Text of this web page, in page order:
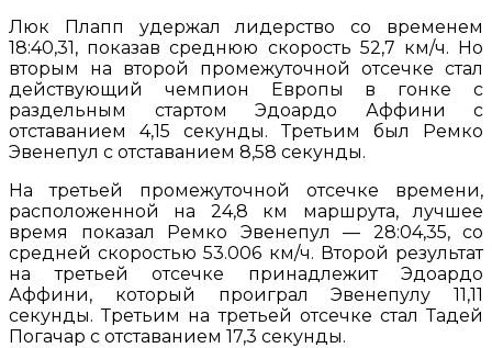
Люк Плапп удержал лидерство со временем
18:40,31, показав среднюю скорость 52,7 км/ч. Но
вторым на второй промежуточной отсечке стал
действующий чемпион Европы в гонке с
раздельным стартом Эдоардо Аффини с
отставанием 4,15 секунды. Третьим был Ремко
Эвенепул с отставанием 8,58 секунды.
На третьей промежуточной отсечке времени,
расположенной на 24,8 км маршрута, лучшее
время показал Ремко Эвенепул — 28:04,35, со
средней скоростью 53.006 км/ч. Второй результат
на третьей отсечке принадлежит Эдоардо
Аффини, который проиграл Эвенепулу 11,11
секунды. Третьим на третьей отсечке стал Тадей
Погачар с отставанием 17,3 секунды.